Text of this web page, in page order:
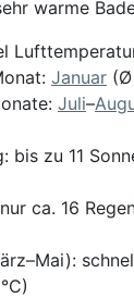
warme
Januar (Ø
Juli–
bis zu 11
ca. 16